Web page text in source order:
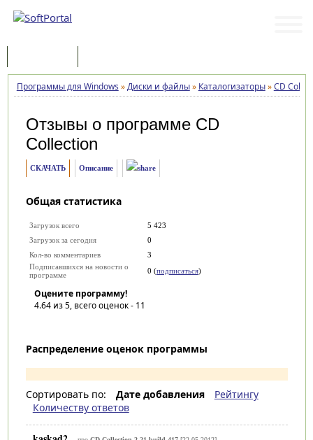
Программы для Windows »Диски и файлы» Каталогизаторы»CD
Отзывы о программе CD
Collection
СКАЧАТЬ Описание
Общая статистика
Загрузок всего
5 423
Загрузок за сегодня
0
Кол-во комментариев
3
Подписавшихся на новости о
программе
0 (подписаться)
Оцените программу!
4.64из 5, всего оценок - 11
Распределение оценок программы
Сортировать по: Дате добавления
Рейтингу
Количеству ответов